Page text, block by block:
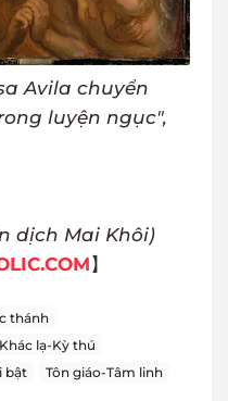
Avila chuyển
luyện ngục",
dịch Mai Khôi)
】
thánh
Khác lạ-Kỳ thú
bật Tôn giáo-Tâm linh